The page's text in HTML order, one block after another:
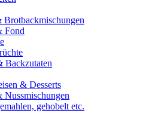
Brotbackmischungen
Fond
Backzutaten
& Desserts
Nussmischungen
gehobelt etc.